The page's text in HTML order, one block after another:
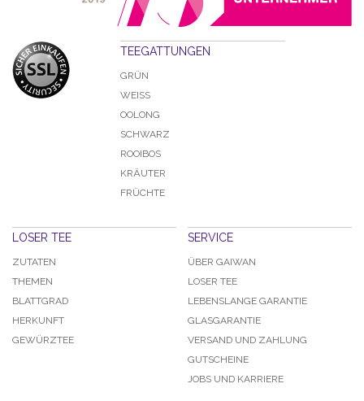
TEEGATTUNGEN
GRÜN
WEISS
OOLONG
SCHWARZ
ROOIBOS
KRÄUTER
FRÜCHTE
LOSER TEE
ZUTATEN
THEMEN
BLATTGRAD
HERKUNFT
GEWÜRZTEE
SERVICE
ÜBER GAIWAN
LOSER TEE
LEBENSLANGE GARANTIE
GLASGARANTIE
VERSAND UND ZAHLUNG
GUTSCHEINE
JOBS UND KARRIERE